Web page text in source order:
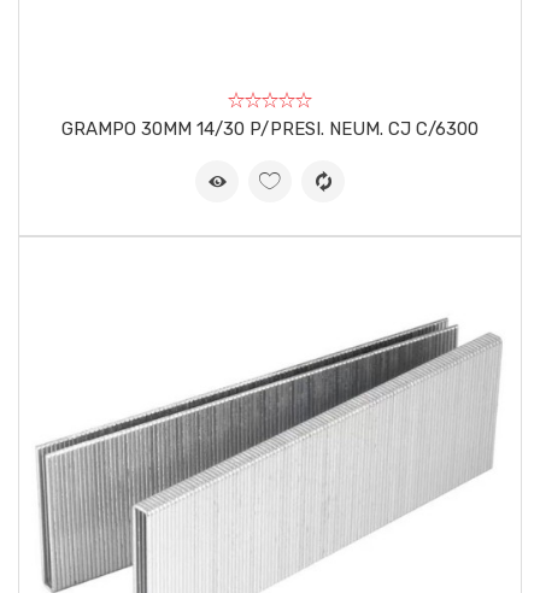
GRAMPO 30MM 14/30 P/PRESI. NEUM. CJ C/6300